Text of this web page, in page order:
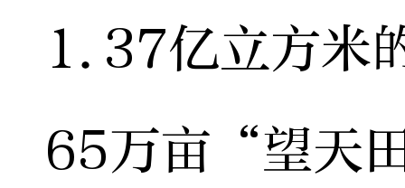
1.37亿立方米
65万亩“望天